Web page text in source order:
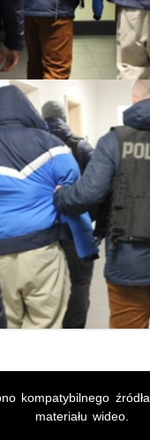
kompatybilnego
materiału wideo.